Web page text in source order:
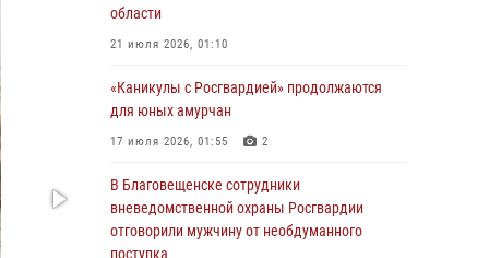
27 июля 2026, 06:28
сотрудников вневедомственной охраны
23 июля 2026, 07:49
поступления на службу в подразделения
территориального Управления Росгвардии
23 июля 2026, 00:00
области
21 июля 2026, 01:10
«Каникулы с Росгвардией» продолжаются
для юных амурчан
17 июля 2026, 01:55 2
В Благовещенске сотрудники
вневедомственной охраны Росгвардии
отговорили мужчину от необдуманного
поступка